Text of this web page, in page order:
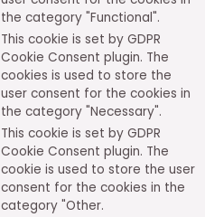
the category "Functional".
This cookie is set by GDPR
Cookie Consent plugin. The
cookies is used to store the
user consent for the cookies in
the category "Necessary".
This cookie is set by GDPR
Cookie Consent plugin. The
cookie is used to store the user
consent for the cookies in the
category "Other.